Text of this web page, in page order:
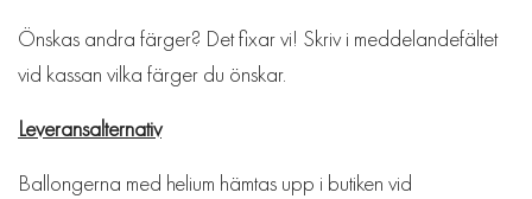
Önskas andra färger? Det fixar vi! Skriv i meddelandefältet
vid kassan vilka färger du önskar.
Leveransalternativ
Ballongerna med helium hämtas upp i butiken vid